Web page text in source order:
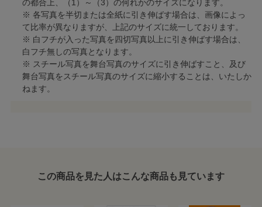
の都合上、（1）～（3）の何れかのサイズになります。
※ 各写真を半切または全紙に引き伸ばす場合は、画像によっ
て比率が異なりますが、上記のサイズに統一しております。
※ 白フチが入った写真を四切写真以上に引き伸ばす場合は、
白フチ無しの写真となります。
※ スチール写真を舞台写真のサイズに引き伸ばすこと、及び
舞台写真をスチール写真のサイズに縮小することは、いたしか
ねます。
この商品を見た人はこんな商品も見ています